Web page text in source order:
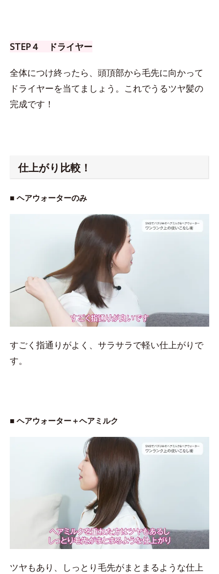
STEP４ ドライヤー
全体につけ終ったら、頭頂部から毛先に向かって
ドライヤーを当てましょう。これでうるツヤ髪の
完成です！
仕上がり比較！
■ ヘアウォーターのみ
すごく指通りがよく、サラサラで軽い仕上がりで
す。
■ ヘアウォーター＋ヘアミルク
ツヤもあり、しっとり毛先がまとまるような仕上